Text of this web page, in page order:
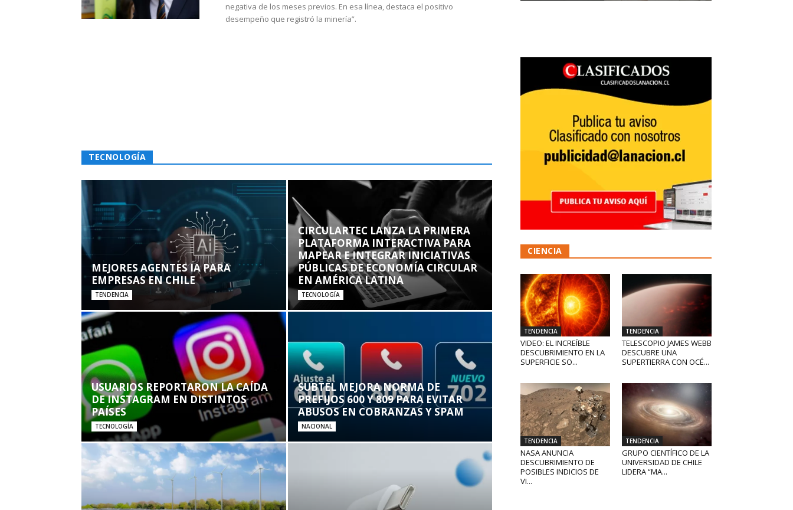
negativa de los meses previos. En esa línea, destaca el positivo
desempeño que registró la minería”.
TECNOLOGÍA
MEJORES AGENTES IA PARA
EMPRESAS EN CHILE
TENDENCIA
CIRCULARTEC LANZA LA PRIMERA
PLATAFORMA INTERACTIVA PARA
MAPEAR E INTEGRAR INICIATIVAS
PÚBLICAS DE ECONOMÍA CIRCULAR
EN AMÉRICA LATINA
TECNOLOGÍA
USUARIOS REPORTARON LA CAÍDA
DE INSTAGRAM EN DISTINTOS
PAÍSES
TECNOLOGÍA
SUBTEL MEJORA NORMA DE
PREFIJOS 600 Y 809 PARA EVITAR
ABUSOS EN COBRANZAS Y SPAM
NACIONAL
CIENCIA
TENDENCIA
VIDEO: EL INCREÍBLE
DESCUBRIMIENTO EN LA
SUPERFICIE SO...
TENDENCIA
TELESCOPIO JAMES WEBB
DESCUBRE UNA
SUPERTIERRA CON OCÉ...
TENDENCIA
NASA ANUNCIA
DESCUBRIMIENTO DE
POSIBLES INDICIOS DE
VI...
TENDENCIA
GRUPO CIENTÍFICO DE LA
UNIVERSIDAD DE CHILE
LIDERA “MA...